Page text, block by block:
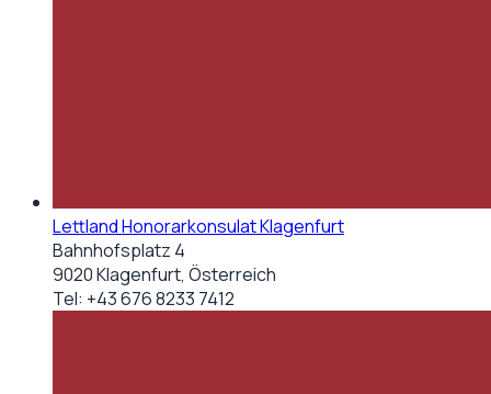
Lettland Honorarkonsulat Klagenfurt
Bahnhofsplatz 4
9020 Klagenfurt, Österreich
Tel: +43 676 8233 7412